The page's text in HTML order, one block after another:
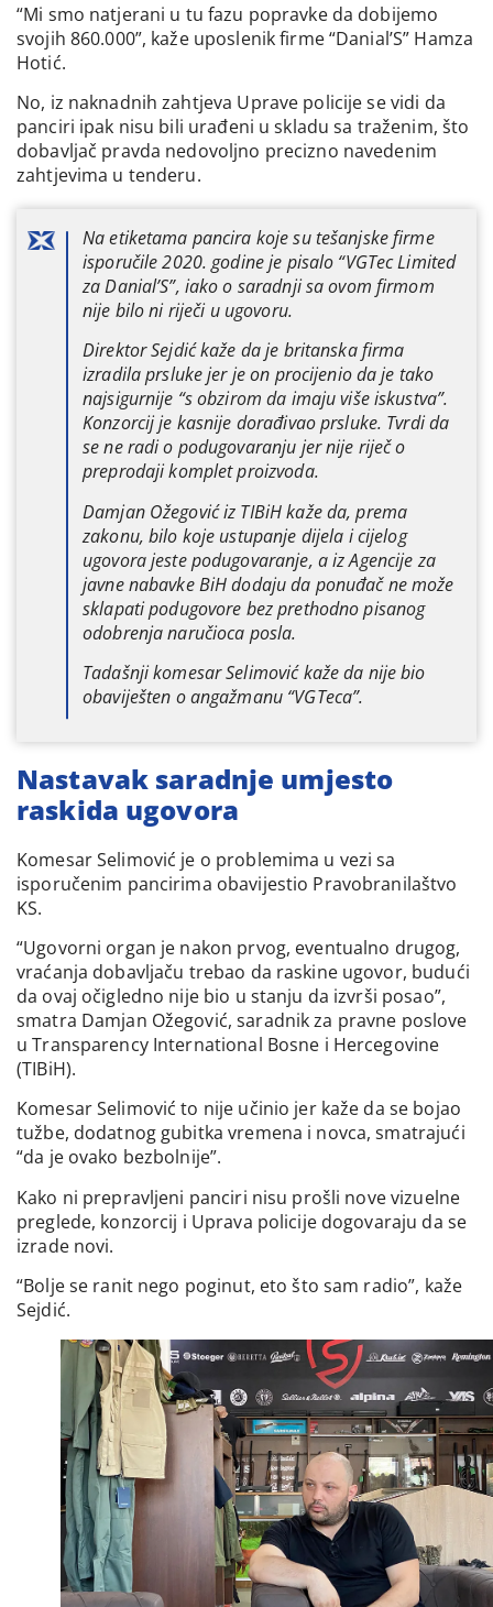
“Mi smo natjerani u tu fazu popravke da dobijemo
svojih 860.000”, kaže uposlenik firme “Danial’S” Hamza
Hotić.
No, iz naknadnih zahtjeva Uprave policije se vidi da
panciri ipak nisu bili urađeni u skladu sa traženim, što
dobavljač pravda nedovoljno precizno navedenim
zahtjevima u tenderu.
Na etiketama pancira koje su tešanjske firme
isporučile 2020. godine je pisalo “VGTec Limited
za Danial’S”, iako o saradnji sa ovom firmom
nije bilo ni riječi u ugovoru.
Direktor Sejdić kaže da je britanska firma
izradila prsluke jer je on procijenio da je tako
najsigurnije “s obzirom da imaju više iskustva”.
Konzorcij je kasnije dorađivao prsluke. Tvrdi da
se ne radi o podugovaranju jer nije riječ o
preprodaji komplet proizvoda.
Damjan Ožegović iz TIBiH kaže da, prema
zakonu, bilo koje ustupanje dijela i cijelog
ugovora jeste podugovaranje, a iz Agencije za
javne nabavke BiH dodaju da ponuđač ne može
sklapati podugovore bez prethodno pisanog
odobrenja naručioca posla.
Tadašnji komesar Selimović kaže da nije bio
obaviješten o angažmanu “VGTeca”.
Nastavak saradnje umjesto
raskida ugovora
Komesar Selimović je o problemima u vezi sa
isporučenim pancirima obavijestio Pravobranilaštvo
KS.
“Ugovorni organ je nakon prvog, eventualno drugog,
vraćanja dobavljaču trebao da raskine ugovor, budući
da ovaj očigledno nije bio u stanju da izvrši posao”,
smatra Damjan Ožegović, saradnik za pravne poslove
u Transparency International Bosne i Hercegovine
(TIBiH).
Komesar Selimović to nije učinio jer kaže da se bojao
tužbe, dodatnog gubitka vremena i novca, smatrajući
“da je ovako bezbolnije”.
Kako ni prepravljeni panciri nisu prošli nove vizuelne
preglede, konzorcij i Uprava policije dogovaraju da se
izrade novi.
“Bolje se ranit nego poginut, eto što sam radio”, kaže
Sejdić.